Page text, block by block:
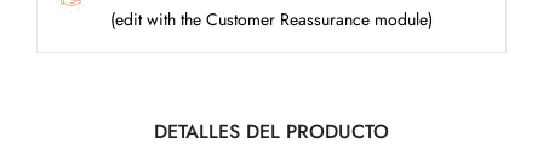
(edit with the Customer Reassurance module)
DETALLES DEL PRODUCTO